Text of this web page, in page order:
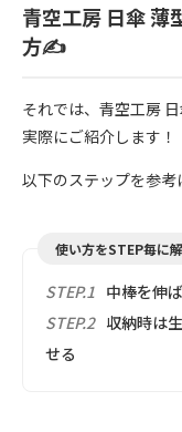
青空工房 日傘 薄
方✍️
それでは、青空工房
実際にご紹介します！
以下のステップを参考
使い方をSTEP毎に解
STEP.1 中棒を伸
STEP.2 収納時は
せる